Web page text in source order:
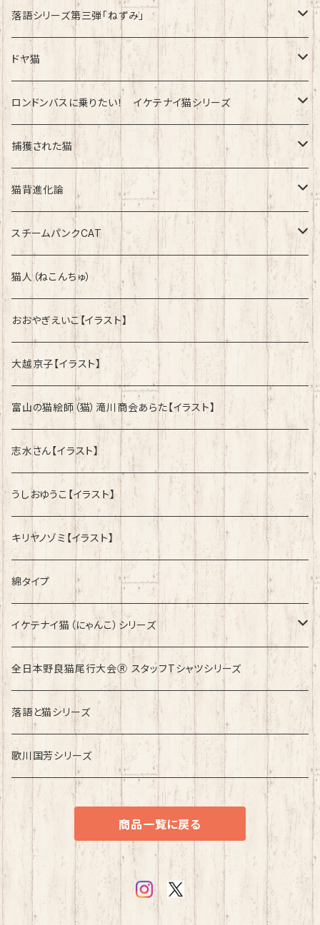
速乾ドライタイプ
落語シリーズ第三弾「ねずみ」
速乾ドライタイプ
ドヤ猫
綿100%ノーマルタイプ
ロンドンバスに乗りたい！ イケテナイ猫シリーズ
綿100％ノーマルタイプ
速乾ドライタイプ
捕獲された猫
速乾ドライタイプ
綿100%ノーマルタイプ
猫背進化論
速乾ドライタイプ
綿100%ノーマルタイプ
スチームパンクCAT
綿100%ノーマルタイプ
猫人（ねこんちゅ）
おおやぎえいこ【イラスト】
大越京子【イラスト】
富山の猫絵師（猫）滝川商会あらた【イラスト】
志水さん【イラスト】
うしおゆうこ【イラスト】
キリヤノゾミ【イラスト】
綿タイプ
イケテナイ猫（にゃんこ）シリーズ
ロンドンバスに乗りたい！
全日本野良猫尾行大会Ⓡ スタッフTシャツシリーズ
落語と猫シリーズ
歌川国芳シリーズ
商品一覧に戻る